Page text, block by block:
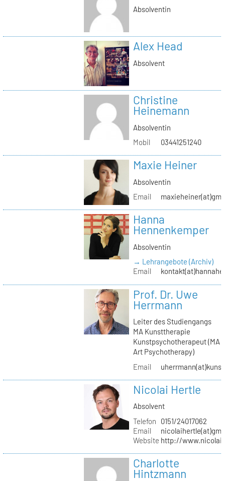
Absolventin
Alex Head
Absolvent
Christine
Heinemann
Absolventin
Mobil
03441251240
Maxie Heiner
Absolventin
Email
Hanna
Hennenkemper
Absolventin
→ Lehrangebote (Archiv)
Email
Prof. Dr. Uwe
Herrmann
Leiter des Studiengangs
MA Kunsttherapie
Kunstpsychotherapeut (MA
Art Psychotherapy)
Email
Nicolai Hertle
Absolvent
Telefon
0151/24017062
Email
Website http://
Charlotte
Hintzmann